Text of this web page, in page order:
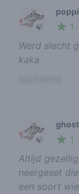
🍃 1
Werd slecht
kaka
🍃 1
Altijd
neergeset
een soort